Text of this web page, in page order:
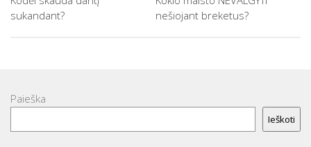
sukandant?
nešiojant breketus?
Paieška
Ieškoti